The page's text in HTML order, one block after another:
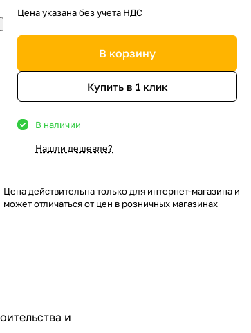
Цена указана без учета НДС
В корзину
Купить в 1 клик
В наличии
Нашли дешевле?
Цена действительна только для интернет-магазина и
может отличаться от цен в розничных магазинах
и